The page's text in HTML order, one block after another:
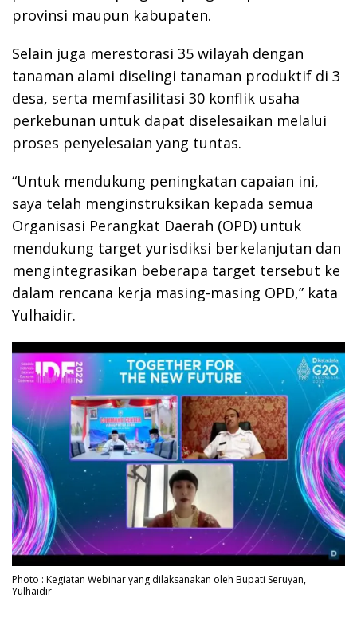
provinsi maupun kabupaten.
Selain juga merestorasi 35 wilayah dengan
tanaman alami diselingi tanaman produktif di 3
desa, serta memfasilitasi 30 konflik usaha
perkebunan untuk dapat diselesaikan melalui
proses penyelesaian yang tuntas.
“Untuk mendukung peningkatan capaian ini,
saya telah menginstruksikan kepada semua
Organisasi Perangkat Daerah (OPD) untuk
mendukung target yurisdiksi berkelanjutan dan
mengintegrasikan beberapa target tersebut ke
dalam rencana kerja masing-masing OPD,” kata
Yulhaidir.
Photo : Kegiatan Webinar yang dilaksanakan oleh Bupati Seruyan,
Yulhaidir